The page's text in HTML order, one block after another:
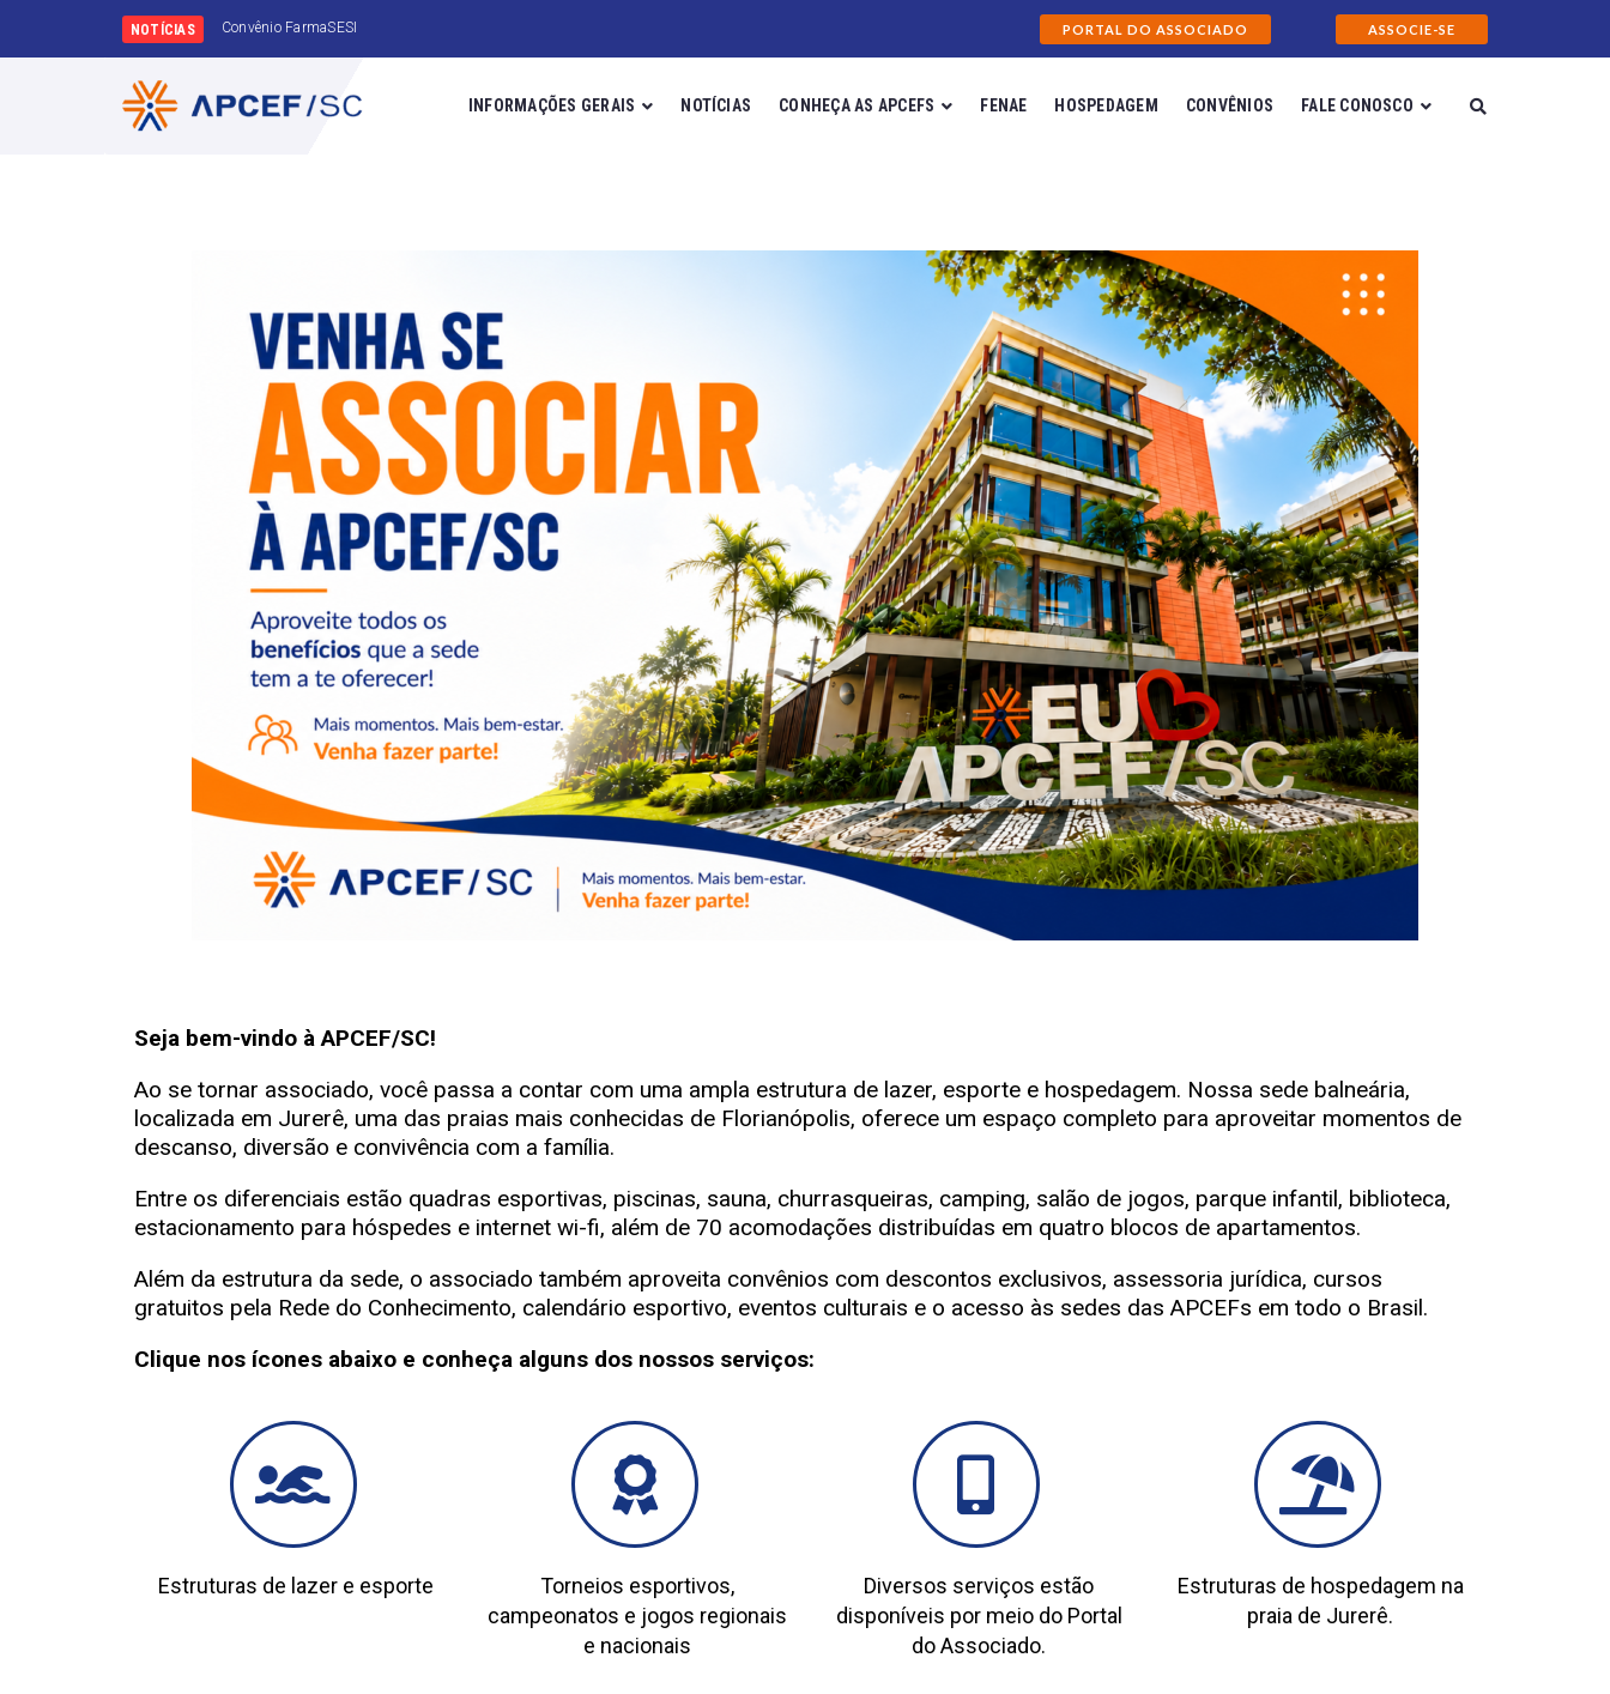
NOTÍCIAS Amanhã é dia de Meu I PORTAL DO ASSOCIADO ASSOCIE-SE
INFORMAÇÕES GERAIS NOTÍCIAS CONHEÇA AS APCEFS FENAE HOSPEDAGEM CONVÊNIOS FALE CONOSCO
Seja bem-vindo à APCEF/SC!
Ao se tornar associado, você passa a contar com uma ampla estrutura de lazer, esporte e hospedagem. Nossa sede balneária,
localizada em Jurerê, uma das praias mais conhecidas de Florianópolis, oferece um espaço completo para aproveitar momentos de
descanso, diversão e convivência com a família.
Entre os diferenciais estão quadras esportivas, piscinas, sauna, churrasqueiras, camping, salão de jogos, parque infantil, biblioteca,
estacionamento para hóspedes e internet wi-fi, além de 70 acomodações distribuídas em quatro blocos de apartamentos.
Além da estrutura da sede, o associado também aproveita convênios com descontos exclusivos, assessoria jurídica, cursos
gratuitos pela Rede do Conhecimento, calendário esportivo, eventos culturais e o acesso às sedes das APCEFs em todo o Brasil.
Clique nos ícones abaixo e conheça alguns dos nossos serviços:
Estruturas de lazer e esporte
Torneios esportivos,
campeonatos e jogos regionais
e nacionais
Diversos serviços estão
disponíveis por meio do Portal
do Associado.
Estruturas de hospedagem na
praia de Jurerê.